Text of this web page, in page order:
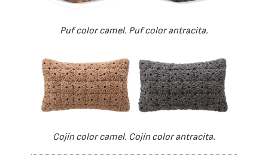
Puf color camel. Puf color antracita.
Cojin color camel. Cojín color antracita.